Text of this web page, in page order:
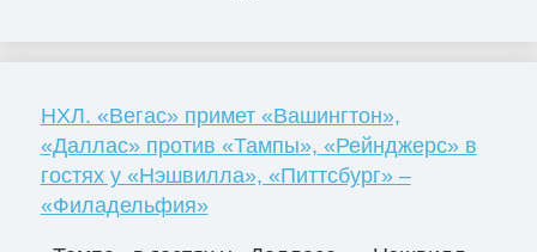
НХЛ. «Вегас» примет «Вашингтон»,
«Даллас» против «Тампы», «Рейнджерс» в
гостях у «Нэшвилла», «Питтсбург» –
«Филадельфия»